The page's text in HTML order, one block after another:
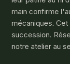
main confirme
mécaniques.
succession.
notre atelier au